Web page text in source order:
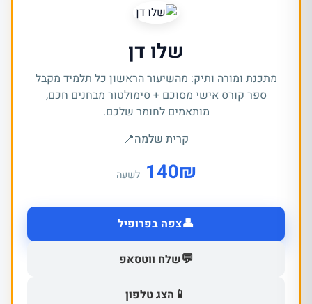
שלו דן
מתכנת ומורה ותיק: מהשיעור הראשון כל תלמיד מקבל
ספר קורס אישי מסוכם + סימולטור מבחנים חכם,
מותאמים לחומר שלכם.
קרית שלמה📍
₪
140 לשעה
👤צפה בפרופיל
💬שלח ווטסאפ
📱 הצג טלפון